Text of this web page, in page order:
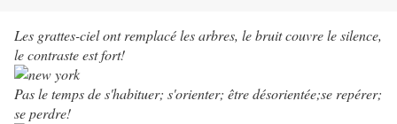
Les grattes-ciel ont remplacé les arbres, le bruit couvre le silence,
le contraste est fort!
Pas le temps de s'habituer; s'orienter; être désorientée;se repérer;
se perdre!